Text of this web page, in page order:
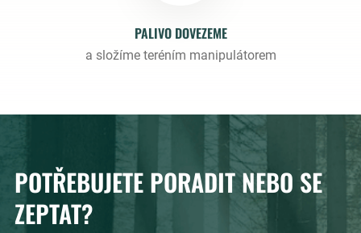
PALIVO DOVEZEME
a složíme teréním manipulátorem
POTŘEBUJETE PORADIT NEBO SE
ZEPTAT?